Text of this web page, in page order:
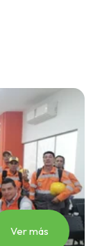
Ver más